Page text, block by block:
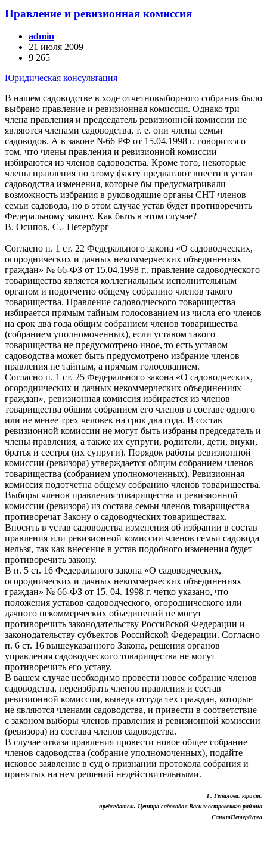
Правление и ревизионная комиссия
admin
21 июля 2009
9 265
Юридическая консультация
В нашем садоводстве в ходе отчетно­выборного собрания было
выбрано правление и ревизионная комиссия. Однако три
члена правления и председатель ревизионной комиссии не
являются членами садоводства, т. е. они члены семьи
садоводов. А в законе №66 РФ от 15.04.1998 г. говорится о
том, что члены правления и ревизионной комиссии
избираются из членов садоводства. Кроме того, некоторые
члены правления по этому факту предлагают внести в устав
садоводства изменения, которые бы предусматривали
возможность избрания в руководящие органы СНТ членов
семьи садовода, но в этом случае устав будет противоречить
Федеральному закону. Как быть в этом случае?
В. Осипов, С.- Петербург
Согласно п. 1 ст. 22 Федерального закона «О садоводческих,
огороднических и дачных некоммерческих объединениях
граждан» № 66-ФЗ от 15.04.1998 г., правление садоводческого
товарищества является коллегиальным исполнительным
органом и подотчетно общему собранию членов такого
товарищества. Правление садоводческого товарищества
избирается прямым тайным голосованием из числа его членов
на срок два года общим собранием членов товарищества
(собранием уполномоченных), если уставом такого
товарищества не предусмотрено иное, то есть уставом
садоводства может быть предусмотрено избрание членов
правления не тайным, а прямым голосованием.
Согласно п. 1 ст. 25 Федерального закона «О садоводческих,
огороднических и дачных некоммерческих объединениях
граждан», ревизионная комиссия избирается из членов
товарищества общим собранием его членов в составе одного
или не менее трех человек на срок два года. В состав
ревизионной комиссии не могут быть избраны председатель и
члены правления, а также их супруги, родители, дети, внуки,
братья и сестры (их супруги). Порядок работы ревизионной
комиссии (ревизора) утверждается общим собранием членов
товарищества (собранием уполномоченных). Ревизионная
комиссия подотчетна общему собранию членов товарищества.
Выборы членов правления товарищества и ревизионной
комиссии (ревизора) из состава семьи членов товарищества
противоречат Закону о садоводческих товариществах.
Вносить в устав садоводства изменения об избрании в состав
правления или ревизионной комиссии членов семьи садовода
нельзя, так как внесение в устав подобного изменения будет
противоречить закону.
В п. 5 ст. 16 Федерального закона «О садоводческих,
огороднических и дачных некоммерческих объединениях
граждан» № 66-ФЗ от 15. 04. 1998 г. четко указано, что
положения уставов садоводческого, огороднического или
дачного некоммерческих объединений не могут
противоречить законодательству Российской Федерации и
законодательству субъектов Российской Федерации. Согласно
п. 6 ст. 16 вышеуказанного Закона, решения органов
управления садоводческого товарищества не могут
противоречить его уставу.
В вашем случае необходимо провести новое собрание членов
садоводства, переизбрать членов правления и состав
ревизионной комиссии, выведя оттуда тех граждан, которые
не являются членами садоводства, и привести в соответствие
с законом выборы членов правления и ревизионной комиссии
(ревизора) из состава членов садоводства.
В случае отказа правления провести новое общее собрание
членов садоводства (собрание уполномоченных), подайте
исковое заявление в суд о признании протокола собрания и
принятых на нем решений недействительными.
Г. Гепалова, юрист,
председатель Центра садоводов Василеостровского района
Санкт­Петербурга